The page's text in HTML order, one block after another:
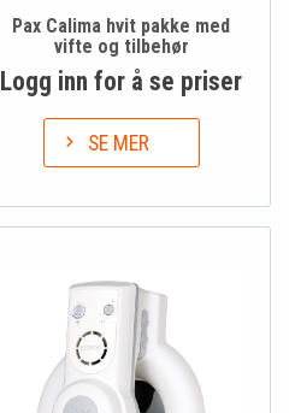
Pax Calima hvit pakke med
vifte og tilbehør
Logg inn for å se priser
SE MER